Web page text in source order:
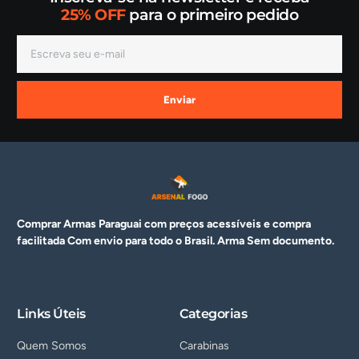
25% OFFpara o primeiro pedido
Enviar
Comprar Armas Paraguai com preços acessíveis e compra
facilitada Com envio para todo o Brasil. ArmaSem documento.
Links Úteis
Quem Somos
Categorias
Carabinas